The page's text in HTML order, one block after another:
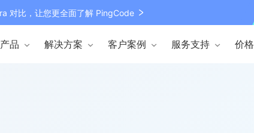
对比，让您更全面了解 PingCode
产品 解决方案 客户案例 服务支持 价格